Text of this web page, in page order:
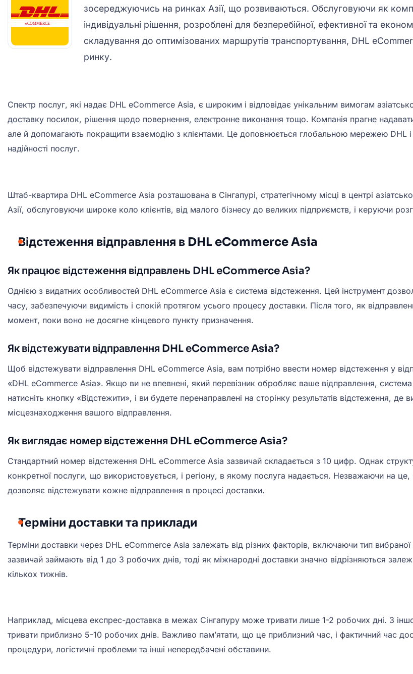
зосереджуючись на ринках Азії, що розвиваються. Обслуговуючи як
індивідуальні рішення, розроблені для безперебійної, ефективної та
складування до оптимізованих маршрутів транспортування, DHL
ринку.
Спектр послуг, які надає DHL eCommerce Asia, є широким і відповідає унікальним вимогам
доставку посилок, рішення щодо повернення, електронне виконання тощо. Компанія прагне
але й допомагають покращити взаємодію з клієнтами. Це доповнюється глобальною мережею DHL і
надійності послуг.
Штаб-квартира DHL eCommerce Asia розташована в Сінгапурі, стратегічному місці в центрі
Азії, обслуговуючи широке коло клієнтів, від малого бізнесу до великих підприємств, і керуючи
Відстеження відправлення в DHL eCommerce Asia
Як працює відстеження відправлень DHL eCommerce Asia?
Однією з видатних особливостей DHL eCommerce Asia є система відстеження. Цей інструмент
часу, забезпечуючи видимість і спокій протягом усього процесу доставки. Після того, як
момент, поки воно не досягне кінцевого пункту призначення.
Як відстежувати відправлення DHL eCommerce Asia?
Щоб відстежувати відправлення DHL eCommerce Asia, вам потрібно ввести номер відстеження у
«DHL eCommerce Asia». Якщо ви не впевнені, який перевізник обробляє ваше відправлення,
натисніть кнопку «Відстежити», і ви будете перенаправлені на сторінку результатів відстеження,
місцезнаходження вашого відправлення.
Як виглядає номер відстеження DHL eCommerce Asia?
Стандартний номер відстеження DHL eCommerce Asia зазвичай складається з 10 цифр. Однак
конкретної послуги, що використовується, і регіону, в якому послуга надається. Незважаючи на
дозволяє відстежувати кожне відправлення в процесі доставки.
Терміни доставки та приклади
Терміни доставки через DHL eCommerce Asia залежать від різних факторів, включаючи тип
зазвичай займають від 1 до 3 робочих днів, тоді як міжнародні доставки значно відрізняються
кількох тижнів.
Наприклад, місцева експрес-доставка в межах Сінгапуру може тривати лише 1-2 робочих дні. З
тривати приблизно 5-10 робочих днів. Важливо пам’ятати, що це приблизний час, і фактичний час
процедури, логістичні проблеми та інші непередбачені обставини.